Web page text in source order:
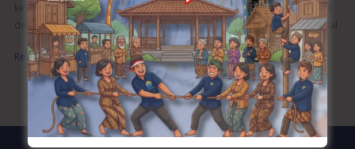
keseluruhan. Oleh karena itu, memilih material pintu garasi yang sesuai
dengan desain eksterior rumah adalah langkah yang bijak. Jenis Material
Read More »